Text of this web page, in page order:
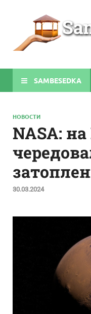
SAMBESEDKA
НОВОСТИ
NASA:
30.03.2024